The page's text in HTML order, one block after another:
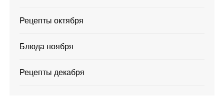
Рецепты октября
Блюда ноября
Рецепты декабря